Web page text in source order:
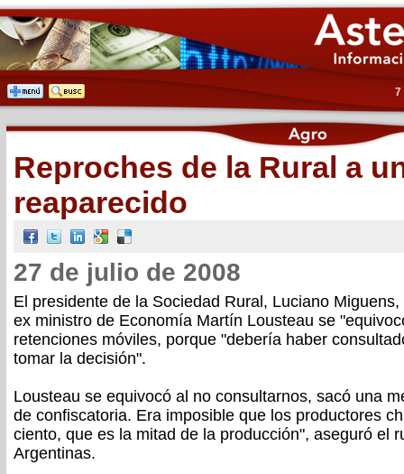
7
Reproches de la Rural a
reaparecido
27 de julio de 2008
El presidente de la Sociedad Rural, Luciano
ex ministro de Economía Martín Lousteau se
retenciones móviles, porque "debería haber
tomar la decisión".
Lousteau se equivocó al no consultarnos, sacó una
de confiscatoria. Era imposible que los productores
ciento, que es la mitad de la producción", aseguró el
Argentinas.